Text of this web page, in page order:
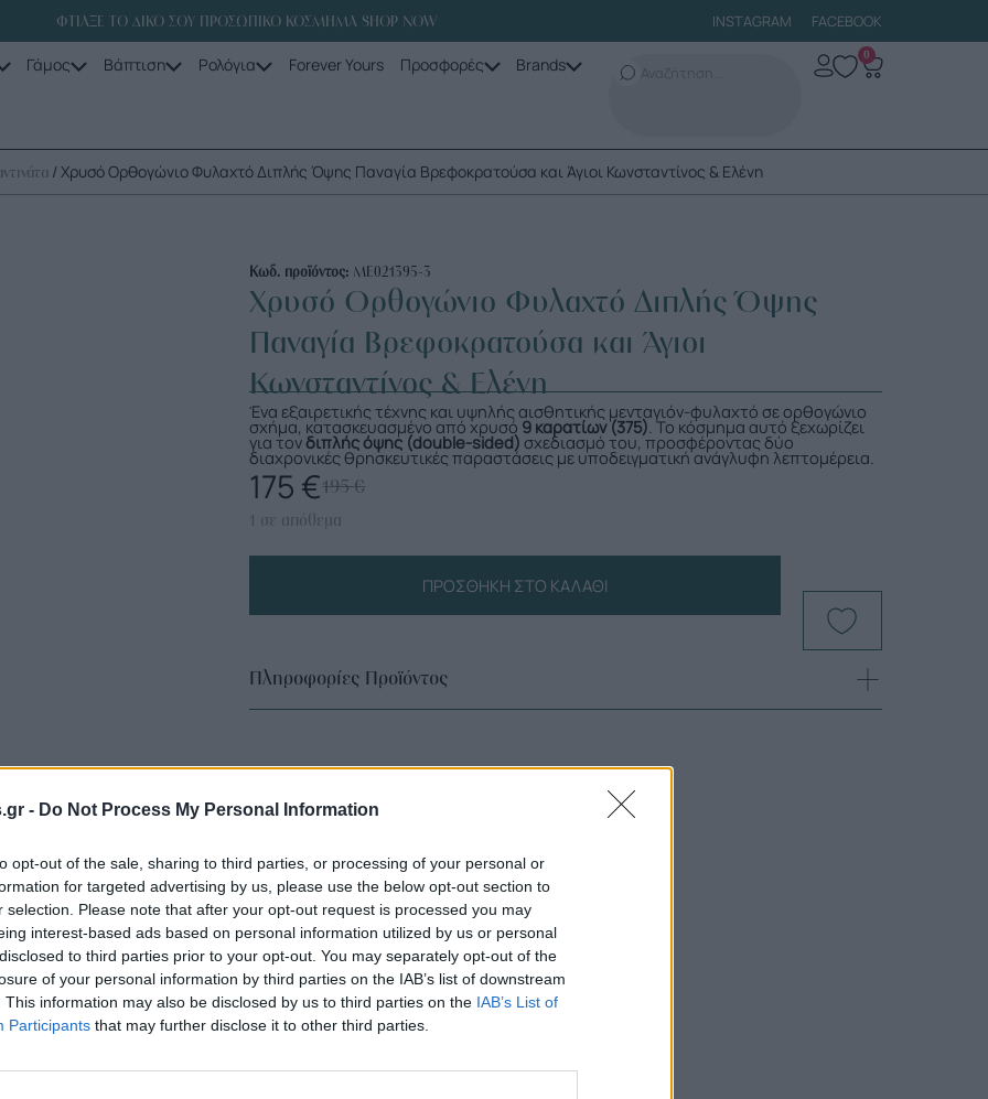
- Do Not Process My Personal Information
opt-out of the sale, sharing to third parties, or processing of your personal or
for targeted advertising by us, please use the below opt-out section to
selection. Please note that after your opt-out request is processed you may
interest-based ads based on personal information utilized by us or personal
to third parties prior to your opt-out. You may separately opt-out of the
of your personal information by third parties on the IAB’s list of downstream
This information may also be disclosed by us to third parties on the IAB’s List of
Participants that may further disclose it to other third parties.
ΦΤΙΑΞΕ ΤΟ ΔΙΚΟ ΣΟΥ ΠΡΟΣΩΠΙΚΟ ΚΟΣΜΗΜΑ SHOP NOW INSTAGRAM FACEBOOK
Γάμος Βάπτιση Ρολόγια Forever Yours Προσφορές Brands 0
/ Χρυσό Ορθογώνιο Φυλαχτό Διπλής Όψης Παναγία Βρεφοκρατούσα και Άγιοι Κωνσταντίνος & Ελένη
Κωδ. προϊόντος: ME021395-3
Χρυσό Ορθογώνιο Φυλαχτό Διπλής Όψης
Παναγία Βρεφοκρατούσα και Άγιοι
Κωνσταντίνος & Ελένη
Ένα εξαιρετικής τέχνης και υψηλής αισθητικής μενταγιόν-φυλαχτό σε ορθογώνιο
σχήμα, κατασκευασμένο από χρυσό 9 καρατίων (375) . Το κόσμημα αυτό ξεχωρίζει
για τον διπλής όψης (double-sided) σχεδιασμό του, προσφέροντας δύο
διαχρονικές θρησκευτικές παραστάσεις με υποδειγματική ανάγλυφη λεπτομέρεια.
195€
175 €
1 σε απόθεμα
ΠΡΟΣΘΉΚΗ ΣΤΟ ΚΑΛΆΘΙ
Πληροφορίες Προϊόντος